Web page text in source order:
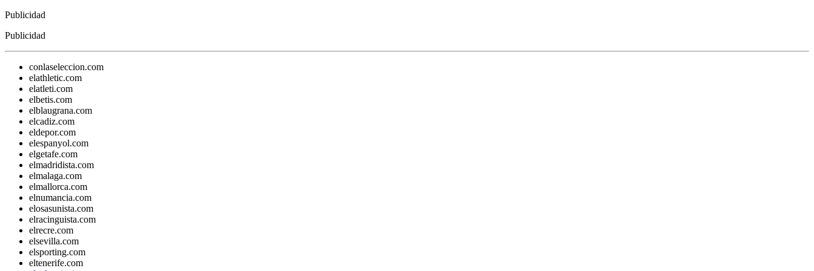
Publicidad
Publicidad
conlaseleccion.com
elathletic.com
elatleti.com
elbetis.com
elblaugrana.com
elcadiz.com
eldepor.com
elespanyol.com
elgetafe.com
elmadridista.com
elmalaga.com
elmallorca.com
elnumancia.com
elosasunista.com
elracinguista.com
elrecre.com
elsevilla.com
elsporting.com
eltenerife.com